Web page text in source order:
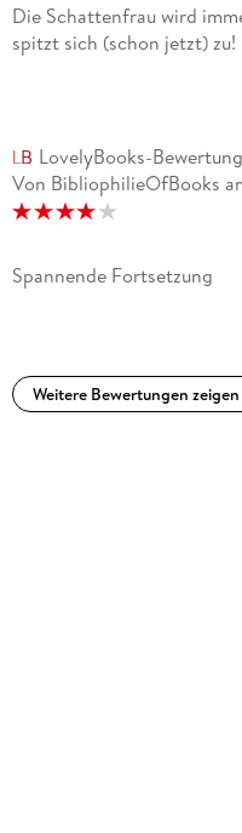
Die Schattenfrau wird
spitzt sich (schon jetzt) zu!
LovelyBooks-Bewertung
Von BibliophilieOfBooks
Spannende Fortsetzung
Weitere Bewertungen zeigen